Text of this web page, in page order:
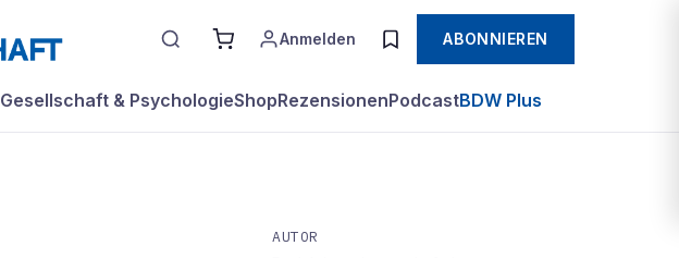
Anmelden ABONNIEREN
Gesellschaft & PsychologieShopRezensionenPodcastBDW Plus
AUTOR